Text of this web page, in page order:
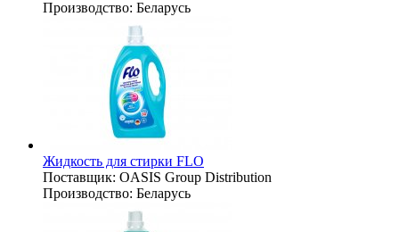
Производство: Беларусь
Жидкость для стирки FLO
Поставщик: OASIS Group Distribution
Производство: Беларусь